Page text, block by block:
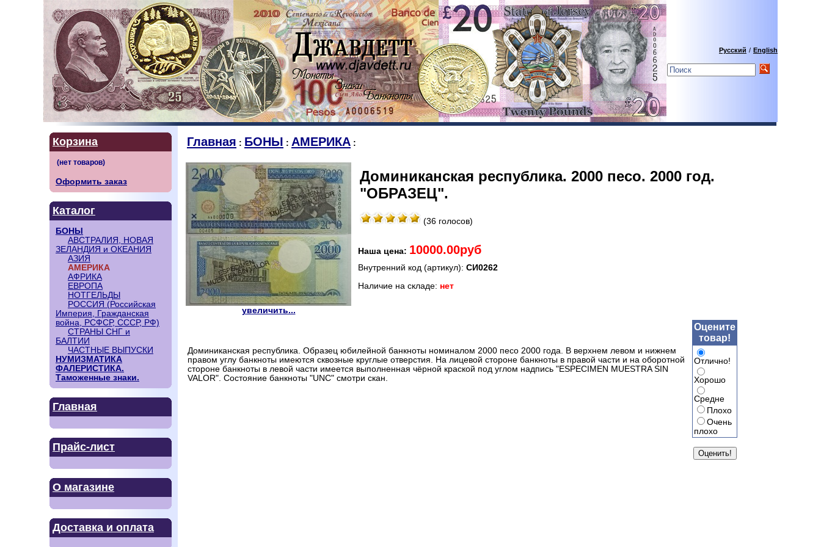
Русский / English
Корзина
Оформить заказ
Каталог
БОНЫ
АВСТРАЛИЯ, НОВАЯ
ЗЕЛАНДИЯ и ОКЕАНИЯ
АЗИЯ
АМЕРИКА
АФРИКА
ЕВРОПА
НОТГЕЛЬДЫ
РОССИЯ (Российская
Империя, Гражданская
война, РСФСР, СССР, РФ)
СТРАНЫ СНГ и
БАЛТИИ
ЧАСТНЫЕ ВЫПУСКИ
НУМИЗМАТИКА
ФАЛЕРИСТИКА.
Таможенные знаки.
Главная
Прайс-лист
О магазине
Доставка и оплата
Главная : БОНЫ : АМЕРИКА :
увеличить...
Доминиканская республика. 2000 песо. 2000 год.
"ОБРАЗЕЦ".
(36 голосов)
Наша цена: 10000.00руб
Внутренний код (артикул): СИ0262
Наличие на складе: нет
Доминиканская республика. Образец юбилейной банкноты номиналом 2000 песо 2000 года. В верхнем левом и нижнем
правом углу банкноты имеются сквозные круглые отверстия. На лицевой стороне банкноты в правой части и на оборотной
стороне банкноты в левой части имеется выполненная чёрной краской под углом надпись "ESPECIMEN MUESTRA SIN
VALOR". Состояние банкноты "UNC" смотри скан.
Оцените
товар!
Отлично!
Хорошо
Средне
Плохо
Очень
плохо